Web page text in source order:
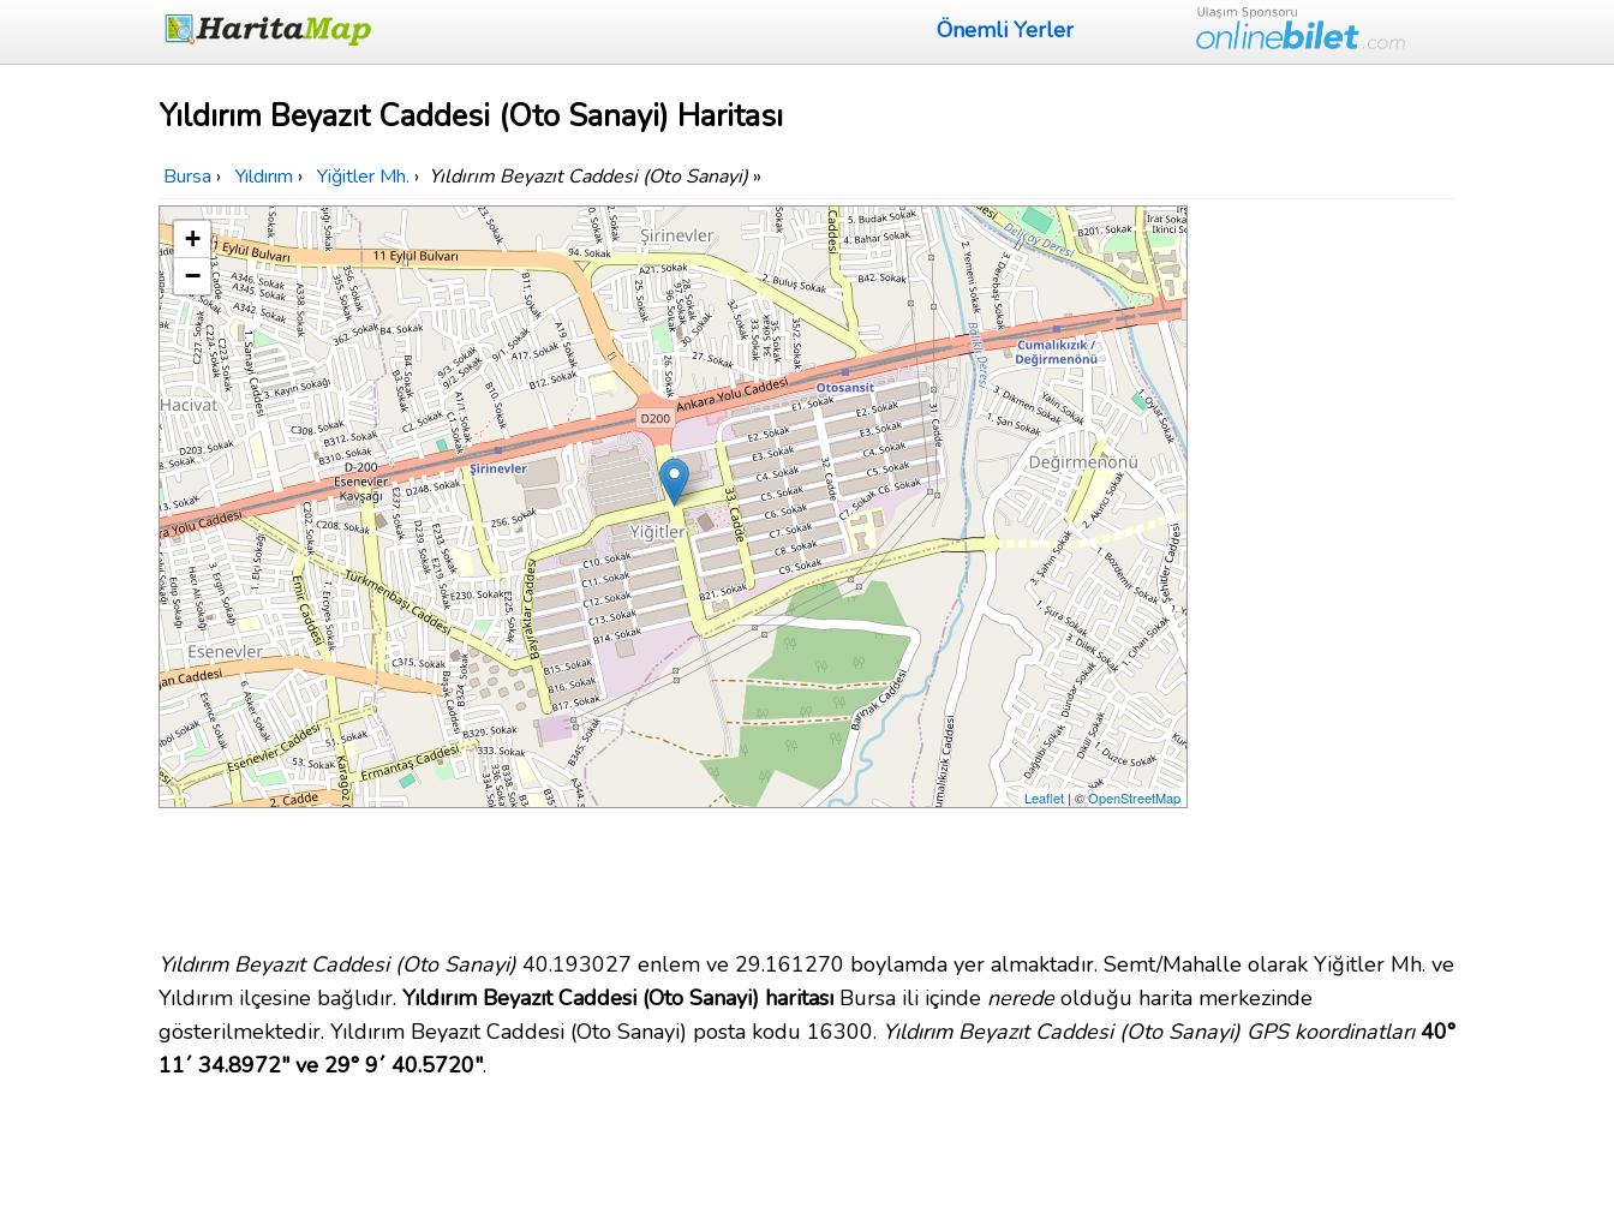
Önemli Yerler
Yıldırım Beyazıt Caddesi (Oto Sanayi) Haritası
Bursa › Yıldırım › Yiğitler Mh. › Yıldırım Beyazıt Caddesi (Oto Sanayi) »
+
−
Leaflet | ©OpenStreetMap
Yıldırım Beyazıt Caddesi (Oto Sanayi) 40.193027 enlem ve 29.161270 boylamda yer almaktadır. Semt/Mahalle olarak Yiğitler Mh. ve
Yıldırım ilçesine bağlıdır. Yıldırım Beyazıt Caddesi (Oto Sanayi) haritası Bursa ili içinde neredeolduğu harita merkezinde
gösterilmektedir. Yıldırım Beyazıt Caddesi (Oto Sanayi) posta kodu 16300. Yıldırım Beyazıt Caddesi (Oto Sanayi) GPS koordinatları 40°
11´ 34.8972" ve 29° 9´ 40.5720".